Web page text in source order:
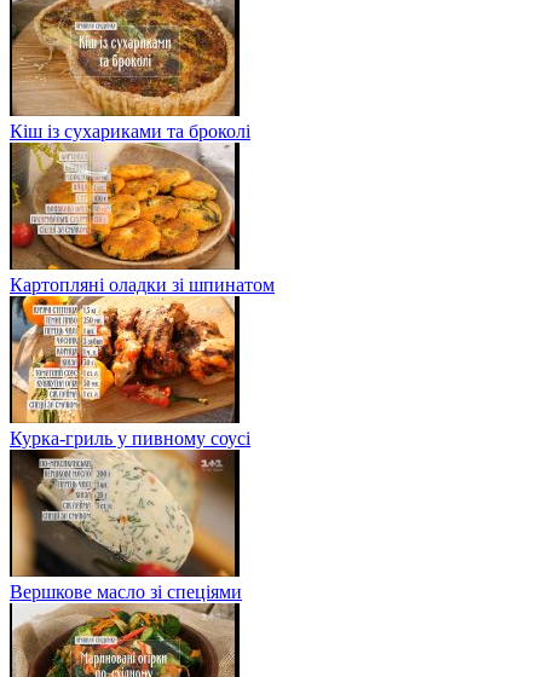
Кіш із сухариками та броколі
Картопляні оладки зі шпинатом
Курка-гриль у пивному соусі
Вершкове масло зі спеціями